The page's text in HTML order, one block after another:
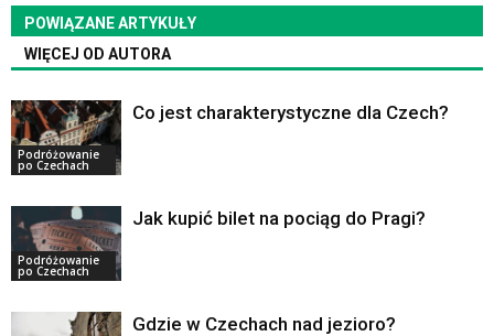
POWIĄZANE ARTYKUŁY
WIĘCEJ OD AUTORA
Podróżowanie
po Czechach
Co jest charakterystyczne dla Czech?
Podróżowanie
po Czechach
Jak kupić bilet na pociąg do Pragi?
Gdzie w Czechach nad jezioro?